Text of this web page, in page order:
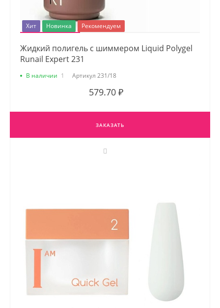
Хит Новинка Рекомендуем
Жидкий полигель с шиммером Liquid Polygel
Runail Expert 231
В наличии 1 Артикул 231/18
579.70 ₽
ЗАКАЗАТЬ